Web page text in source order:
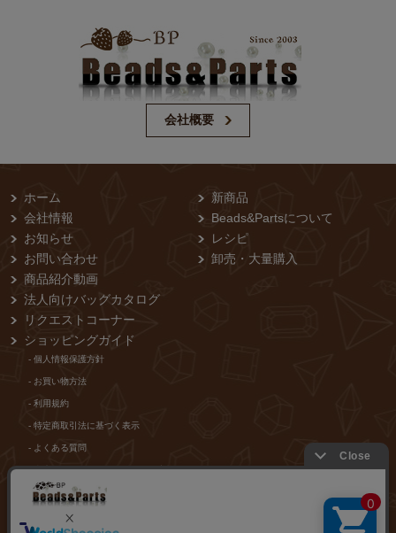
会社概要
ホーム
会社情報
お知らせ
お問い合わせ
商品紹介動画
法人向けバッグカタログ
リクエストコーナー
新商品
Beads&Partsについて
レシピ
卸売・⼤量購⼊
ショッピングガイド
- 個⼈情報保護⽅針
- お買い物⽅法
- 利⽤規約
- 特定商取引法に基づく表⽰
- よくある質問
- 当店からのメールが届かないお客様
店舗紹介